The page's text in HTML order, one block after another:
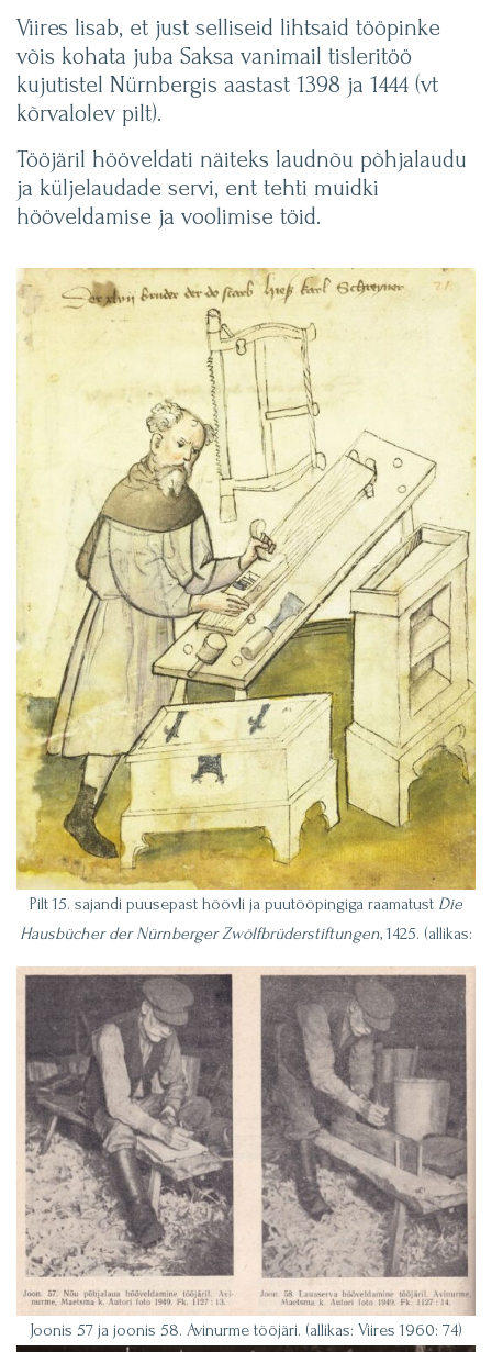
Viires lisab, et just selliseid lihtsaid tööpinke
võis kohata juba Saksa vanimail tisleritöö
kujutistel Nürnbergis aastast 1398 ja 1444 (vt
kõrvalolev pilt).
Tööjäril hööveldati näiteks laudnõu põhjalaudu
ja küljelaudade servi, ent tehti muidki
hööveldamise ja voolimise töid.
Pilt 15. sajandi puusepast höövli ja puutööpingiga raamatust Die
Hausbücher der Nürnberger Zwölfbrüderstiftungen, 1425. (allikas:
Joonis 57 ja joonis 58. Avinurme tööjäri. (allikas: Viires 1960: 74)